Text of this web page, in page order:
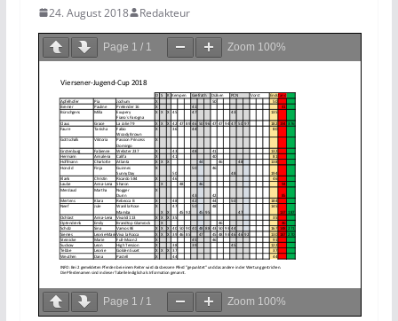
24. August 2018 Redakteur
Page 1 / 1 Zoom 100%
Page 1 / 1 Zoom 100%